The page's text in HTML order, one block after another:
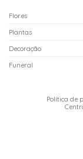
Flores
Plantas
Decoração
Funeral
Política de